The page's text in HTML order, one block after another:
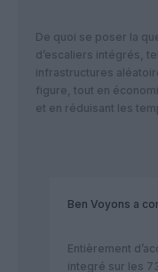
De quoi se poser la
d’escaliers intégrés,
infrastructures
figure, tout en
et en réduisant les
Ben Voyons a
Entièrement
integré sur les